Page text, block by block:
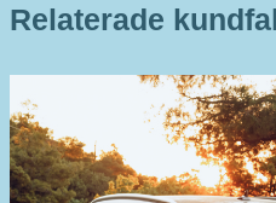
Relaterade